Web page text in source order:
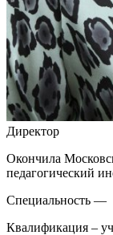
Директор
Окончила
педагогический
Специальность
Квалификация –